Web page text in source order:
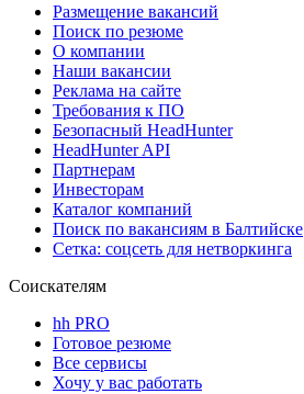
Размещение вакансий
Поиск по резюме
О компании
Наши вакансии
Реклама на сайте
Требования к ПО
Безопасный HeadHunter
HeadHunter API
Партнерам
Инвесторам
Каталог компаний
Поиск по вакансиям в Балтийске
Сетка: соцсеть для нетворкинга
Соискателям
hh PRO
Готовое резюме
Все сервисы
Хочу у вас работать